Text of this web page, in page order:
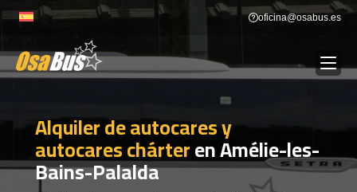
to
oficina@osabus.es
ALQUILER DE AUTOCARES
DESTINOS Show dropdown
Alquiler de autocares y
autocares chárteren Amélie-les-
Bains-Palalda